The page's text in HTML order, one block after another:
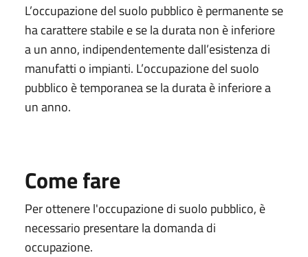
L’occupazione del suolo pubblico è permanente se
ha carattere stabile e se la durata non è inferiore
a un anno, indipendentemente dall’esistenza di
manufatti o impianti. L’occupazione del suolo
pubblico è temporanea se la durata è inferiore a
un anno.
Come fare
Per ottenere l'occupazione di suolo pubblico, è
necessario presentare la domanda di
occupazione.